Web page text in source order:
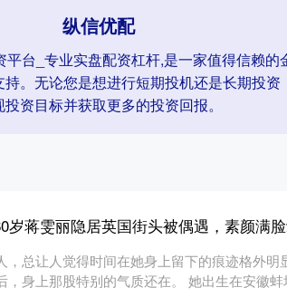
纵信优配
台_专业实盘配资杠杆,是一家值得信赖的
。无论您是想进行短期投机还是长期投
资目标并获取更多的投资回报。
岁蒋雯丽隐居英国街头被偶遇，素颜满
，总让人觉得时间在她身上留下的痕迹格外明
，身上那股特别的气质还在。 她出生在安徽